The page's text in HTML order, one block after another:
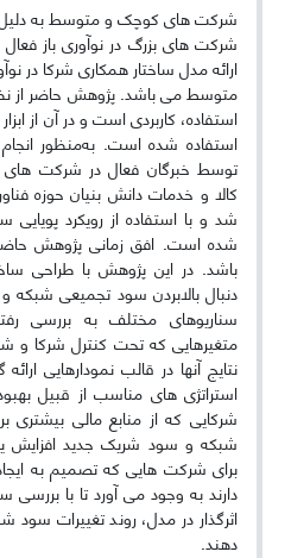
شرکت های کوچک و متوسط به
شرکت های بزرگ در نوآوری باز
ارائه مدل ساختار همکاری شرکا در
متوسط می باشد. پژوهش حاضر از
استفاده، کاربردی است و در آن از
توسط خبرگان فعال در شرکت
کالا و خدمات دانش بنیان حوزه
شد و با استفاده از رویکرد
باشد. در این پژوهش با طراحی
دنبال بالابردن سود تجمیعی
سناریوهای مختلف به بررسی
متغیرهایی که تحت کنترل شرکا و
نتایج آنها در قالب نمودارهایی
استراتژی های مناسب از قبیل
شرکایی که از منابع مالی بیشتری
شبکه و سود شریک جدید افزایش
برای شرکت هایی که تصمیم به
دارند به وجود می آورد تا با بررسی
اثرگذار در مدل، روند تغییرات سود
دهند.